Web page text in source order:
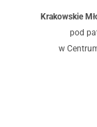
Krakowskie
pod
w